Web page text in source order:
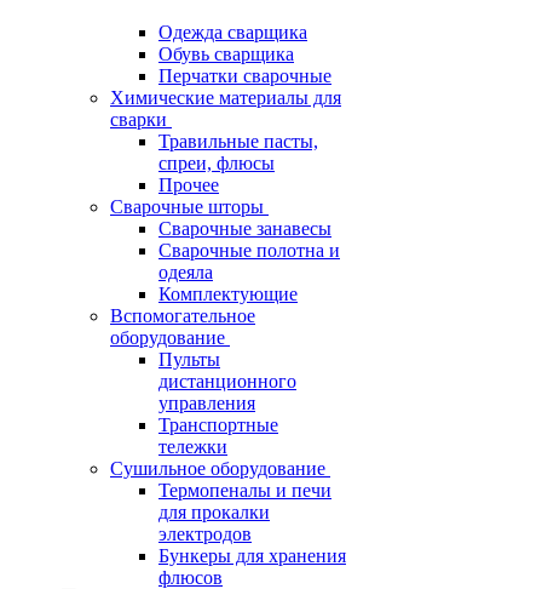
Одежда сварщика
Обувь сварщика
Перчатки сварочные
Химические материалы для
сварки
Травильные пасты,
спреи, флюсы
Прочее
Сварочные шторы
Сварочные занавесы
Сварочные полотна и
одеяла
Комплектующие
Вспомогательное
оборудование
Пульты
дистанционного
управления
Транспортные
тележки
Сушильное оборудование
Термопеналы и печи
для прокалки
электродов
Бункеры для хранения
флюсов